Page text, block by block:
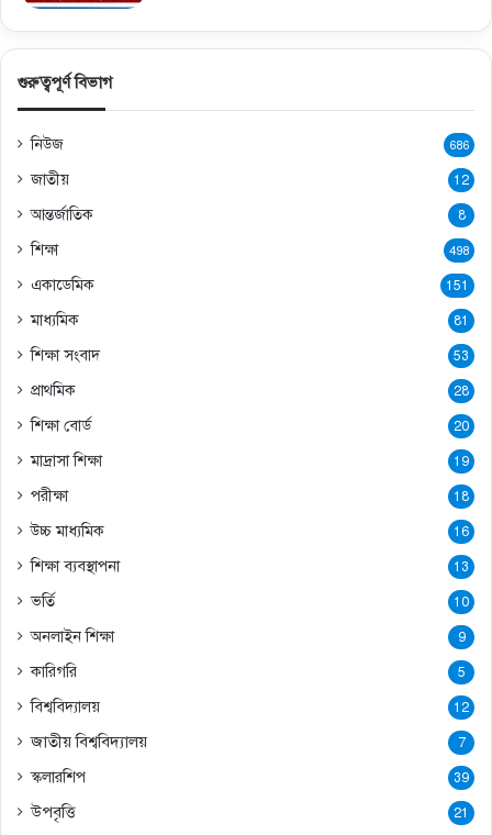
গুরুত্বপূর্ণ বিভাগ
নিউজ 686
জাতীয় 12
আন্তর্জাতিক 8
শিক্ষা 498
একাডেমিক 151
মাধ্যমিক 81
শিক্ষা সংবাদ 53
প্রাথমিক 28
শিক্ষা বোর্ড 20
মাদ্রাসা শিক্ষা 19
পরীক্ষা 18
উচ্চ মাধ্যমিক 16
শিক্ষা ব্যবস্থাপনা 13
ভর্তি 10
অনলাইন শিক্ষা 9
কারিগরি 5
বিশ্ববিদ্যালয় 12
জাতীয় বিশ্ববিদ্যালয় 7
স্কলারশিপ 39
উপবৃত্তি 21